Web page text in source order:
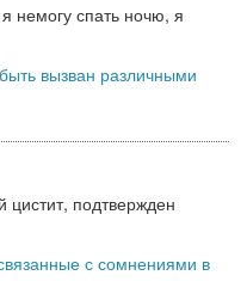
немогу спать ночю, я
вызван различными
подтвержден
с сомнениями в